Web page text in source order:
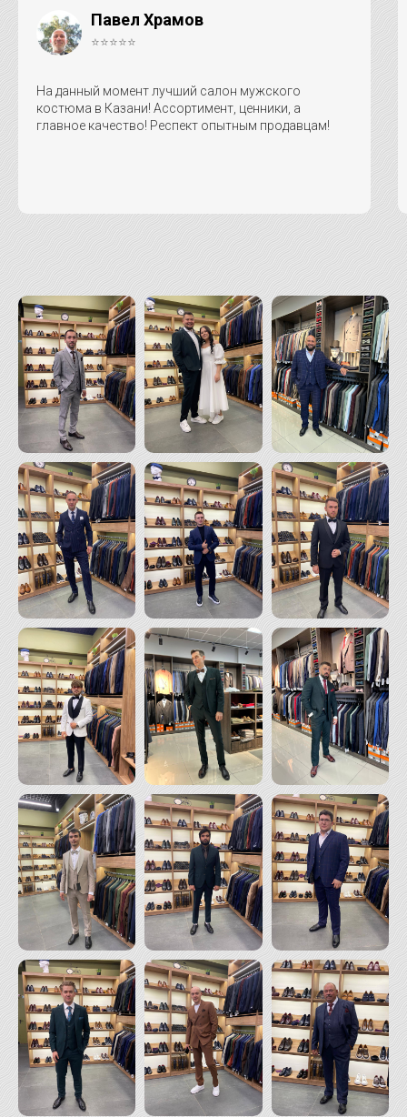
Павел Храмов
⭐⭐⭐⭐⭐
На данный момент лучший салон мужского
костюма в Казани! Ассортимент, ценники, а
главное качество! Респект опытным продавцам!